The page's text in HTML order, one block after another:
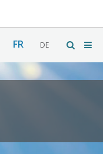
FR DE